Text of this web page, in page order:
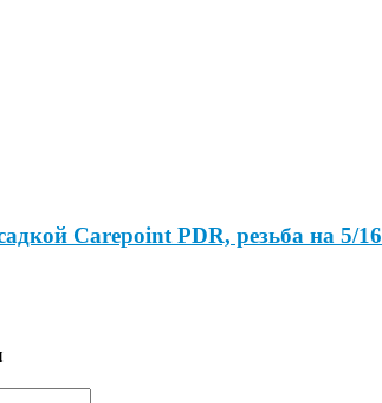
Carepoint PDR, резьба на 5/16